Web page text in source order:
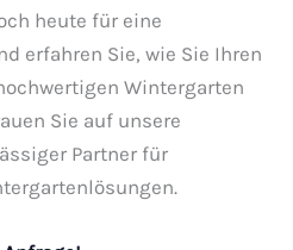
heute für eine
erfahren Sie, wie Sie Ihren
Wintergarten
Sie auf unsere
Partner für